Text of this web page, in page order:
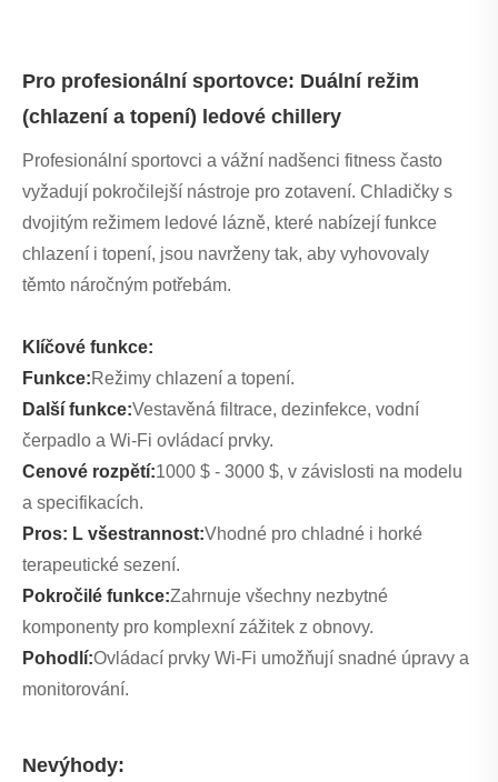
Pro profesionální sportovce: Duální režim
(chlazení a topení) ledové chillery
Profesionální sportovci a vážní nadšenci fitness často
vyžadují pokročilejší nástroje pro zotavení. Chladičky s
dvojitým režimem ledové lázně, které nabízejí funkce
chlazení i topení, jsou navrženy tak, aby vyhovovaly
těmto náročným potřebám.
Klíčové funkce:
Funkce:Režimy chlazení a topení.
Další funkce:Vestavěná filtrace, dezinfekce, vodní
čerpadlo a Wi-Fi ovládací prvky.
Cenové rozpětí:1000 $ - 3000 $, v závislosti na modelu
a specifikacích.
Pros: L všestrannost:Vhodné pro chladné i horké
terapeutické sezení.
Pokročilé funkce:Zahrnuje všechny nezbytné
komponenty pro komplexní zážitek z obnovy.
Pohodlí:Ovládací prvky Wi-Fi umožňují snadné úpravy a
monitorování.
Nevýhody: